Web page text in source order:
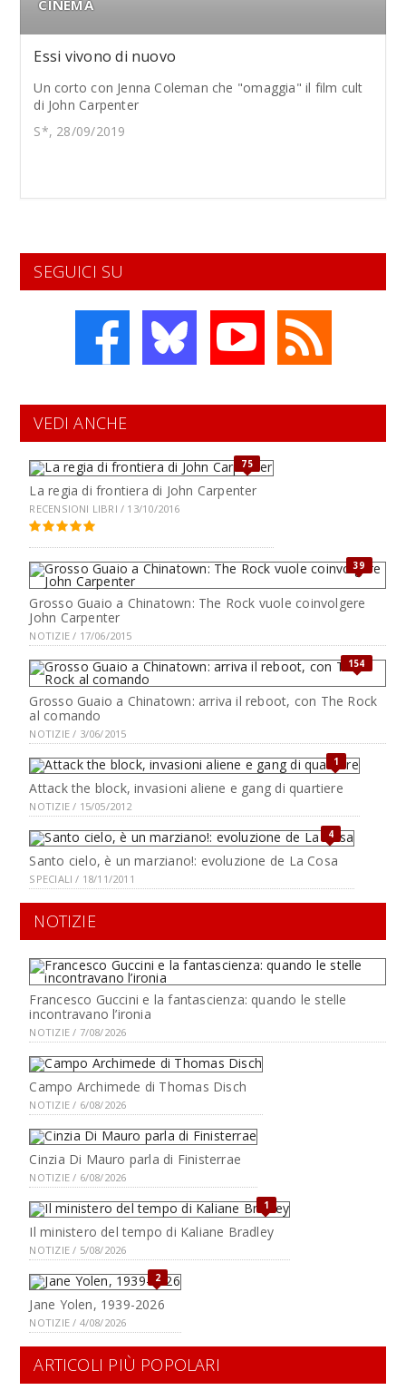
CINEMA
Essi vivono di nuovo
Un corto con Jenna Coleman che "omaggia" il film cult
di John Carpenter
S*, 28/09/2019
SEGUICI SU
VEDI ANCHE
75
La regia di frontiera di John Carpenter
RECENSIONI LIBRI / 13/10/2016
39
Grosso Guaio a Chinatown: The Rock vuole coinvolgere
John Carpenter
NOTIZIE / 17/06/2015
154
Grosso Guaio a Chinatown: arriva il reboot, con The Rock
al comando
NOTIZIE / 3/06/2015
1
Attack the block, invasioni aliene e gang di quartiere
NOTIZIE / 15/05/2012
4
Santo cielo, è un marziano!: evoluzione de La Cosa
SPECIALI / 18/11/2011
NOTIZIE
Francesco Guccini e la fantascienza: quando le stelle
incontravano l’ironia
NOTIZIE / 7/08/2026
Campo Archimede di Thomas Disch
NOTIZIE / 6/08/2026
Cinzia Di Mauro parla di Finisterrae
NOTIZIE / 6/08/2026
1
Il ministero del tempo di Kaliane Bradley
NOTIZIE / 5/08/2026
2
Jane Yolen, 1939-2026
NOTIZIE / 4/08/2026
ARTICOLI PIÙ POPOLARI